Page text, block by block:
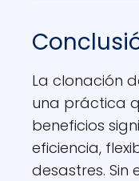
La clonación
una práctica
beneficios
eficiencia,
desastres.